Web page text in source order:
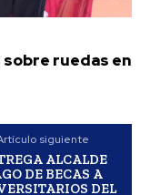
sobre ruedas en
siguiente
ALCALDE
DE BECAS A
DEL